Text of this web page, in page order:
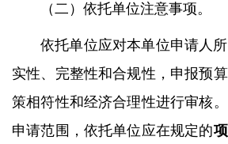
（二）依托单位注意事项。
依托单位应对本单位申请人
实性、完整性和合规性，申报预
策相符性和经济合理性进行审核
申请范围，依托单位应在规定的